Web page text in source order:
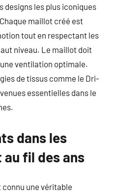
designs les plus iconiques
maillot créé est
tout en respectant les
niveau. Le maillot doit
ventilation optimale.
de tissus comme le Dri-
essentielles dans le
dans les
fil des ans
une véritable